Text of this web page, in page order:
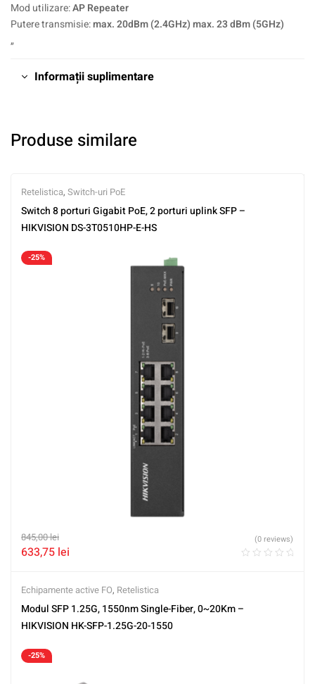
Mod utilizare:AP Repeater
Putere transmisie:max. 20dBm (2.4GHz) max. 23 dBm (5GHz)
„
Informații suplimentare
Produse similare
Retelistica, Switch-uri PoE
Switch 8 porturi Gigabit PoE, 2 porturi uplink SFP –
HIKVISION DS-3T0510HP-E-HS
-25%
845,00lei
633,75 lei
(0 reviews)
Echipamente active FO, Retelistica
Modul SFP 1.25G, 1550nm Single-Fiber, 0~20Km –
HIKVISION HK-SFP-1.25G-20-1550
-25%